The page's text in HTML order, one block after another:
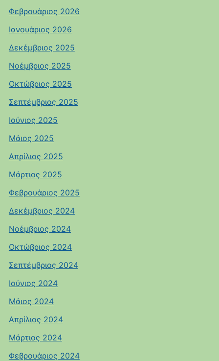
Φεβρουάριος 2026
Ιανουάριος 2026
Δεκέμβριος 2025
Νοέμβριος 2025
Οκτώβριος 2025
Σεπτέμβριος 2025
Ιούνιος 2025
Μάιος 2025
Απρίλιος 2025
Μάρτιος 2025
Φεβρουάριος 2025
Δεκέμβριος 2024
Νοέμβριος 2024
Οκτώβριος 2024
Σεπτέμβριος 2024
Ιούνιος 2024
Μάιος 2024
Απρίλιος 2024
Μάρτιος 2024
Φεβρουάριος 2024